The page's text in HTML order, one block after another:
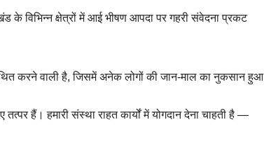
क्षेत्रों में आई भीषण आपदा पर गहरी संवेदना प्रकट
करने वाली है, जिसमें अनेक लोगों की जान-माल का नुकसान हुआ
हैं। हमारी संस्था राहत कार्यों में योगदान देना चाहती है —